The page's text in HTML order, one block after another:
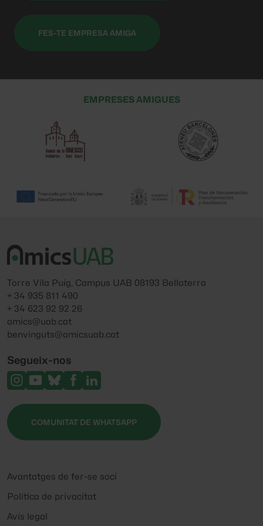
FES-TE EMPRESA AMIGA
EMPRESES AMIGUES
Torre Vila Puig, Campus UAB 08193 Bellaterra
+ 34 935 811 490
+ 34 623 92 92 26
amics@uab.cat
benvinguts@amicsuab.cat
Segueix-nos
COMUNITAT DE WHATSAPP
Avantatges de fer-se soci
Politica de privacitat
Avís legal